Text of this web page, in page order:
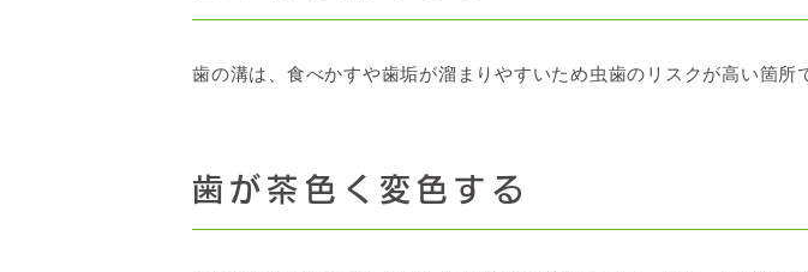
歯の溝は、食べかすや歯垢が溜まりやすいため虫歯のリスクが高い箇
歯が茶色く変色する